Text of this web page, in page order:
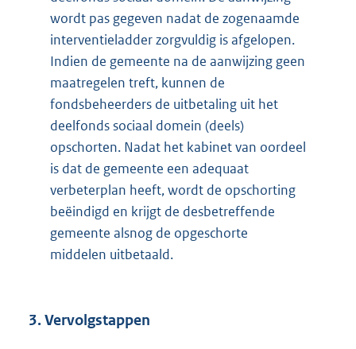
wordt pas gegeven nadat de zogenaamde
interventieladder zorgvuldig is afgelopen.
Indien de gemeente na de aanwijzing geen
maatregelen treft, kunnen de
fondsbeheerders de uitbetaling uit het
deelfonds sociaal domein (deels)
opschorten. Nadat het kabinet van oordeel
is dat de gemeente een adequaat
verbeterplan heeft, wordt de opschorting
beëindigd en krijgt de desbetreffende
gemeente alsnog de opgeschorte
middelen uitbetaald.
3. Vervolgstappen